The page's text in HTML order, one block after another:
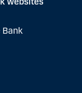
Bank